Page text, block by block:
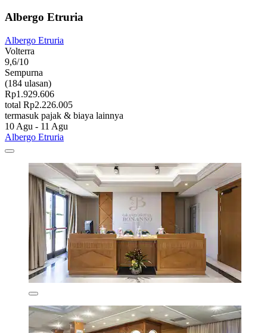
Albergo Etruria
Albergo Etruria
Volterra
9,6/10
Sempurna
(184 ulasan)
Rp1.929.606
total Rp2.226.005
termasuk pajak & biaya lainnya
10 Agu - 11 Agu
Albergo Etruria